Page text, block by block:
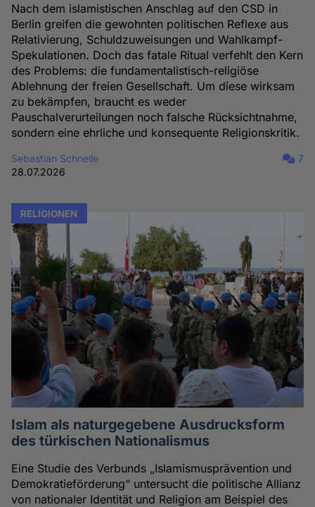
Nach dem islamistischen Anschlag auf den CSD in
Berlin greifen die gewohnten politischen Reflexe aus
Relativierung, Schuldzuweisungen und Wahlkampf-
Spekulationen. Doch das fatale Ritual verfehlt den Kern
des Problems: die fundamentalistisch-religiöse
Ablehnung der freien Gesellschaft. Um diese wirksam
zu bekämpfen, braucht es weder
Pauschalverurteilungen noch falsche Rücksichtnahme,
sondern eine ehrliche und konsequente Religionskritik.
Sebastian Schnelle
28.07.2026
7
RELIGIONEN
Islam als naturgegebene Ausdrucksform
des türkischen Nationalismus
Eine Studie des Verbunds „Islamismusprävention und
Demokratieförderung“ untersucht die politische Allianz
von nationaler Identität und Religion am Beispiel des